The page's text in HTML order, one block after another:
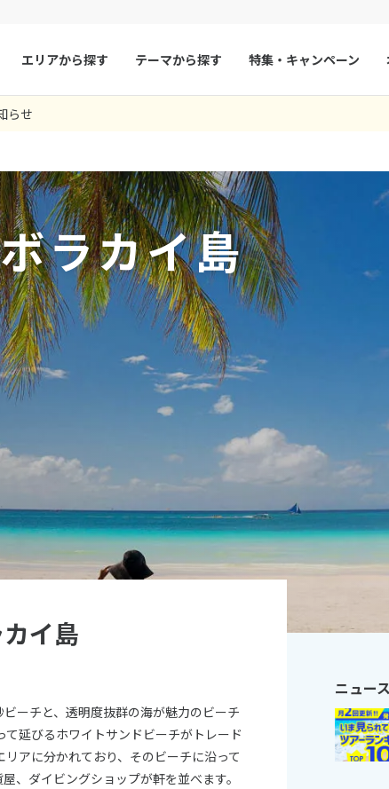
エリアから探す
ルクセンブルク
チェコ
スロヴァキア
アイスランド
デンマーク
ノルウェー
リトアニア
モンテネグロ
ボスニア・ヘルツェゴビナ
テーマから探す 特集・キャンペーン
らせ
ラカイ島
イ島
ーチと、透明度抜群の海が魅力のビーチ
延びるホワイトサンドビーチがトレード
アに分かれており、そのビーチに沿って
、ダイビングショップが軒を並べます。
ニュー
火 水 木 金
土
1
4 5 6 7
8
11 12 13 14
15
18 19 20
22
25 26
日 月
木
6
7
13
14 15
20
21
27
金
1
2
3
6 7 8 9
10
14 16
17
27 28 29
2026年11 月
木
1
2 3 4
5
8
9 10 11
12
15
できました。 ボラカイの美しい海や夕陽、美味しい食事友人との
族の事が慌ただしい毎日を過ごしてきましたが、この旅行で心も体
した。 井川様をはじめ、スタッフの皆様の温かいご対応に心より
際には、ぜひお願いしたいと思っています。 本当にありがとうござ
01:16:23.621
07:39:22.352
でした。
13:35:07.133
07:37:59.303
。コーヒーをいただき、ボートでシャングリラに。 シャングリラに
た。 ホワイトビーチにもシャトルバスに乗り１５分程度で行けま
にしてよかったなと心から思います。
11:52:38.652
02:00:13
12:02:48
い旅になりました。
12:44:17